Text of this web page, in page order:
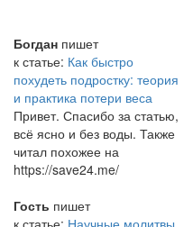
Богдан пишет
к статье: Как быстро
похудеть подростку: теория
и практика потери веса
Привет. Спасибо за статью,
всё ясно и без воды. Также
читал похожее на
https://save24.me/
Гость пишет